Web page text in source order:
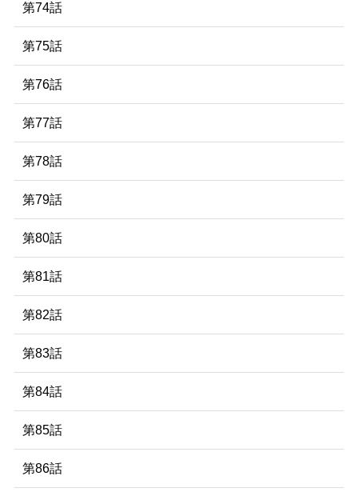
第74話
第75話
第76話
第77話
第78話
第79話
第80話
第81話
第82話
第83話
第84話
第85話
第86話